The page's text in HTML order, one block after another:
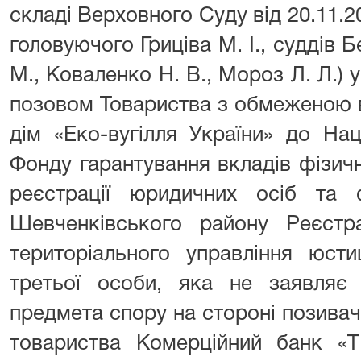
складі Верховного Суду від
головуючого Гриціва М. І.,
М., Коваленко Н. В., Мороз Л. Л.)
позовом Товариства з обмеженою
дім «Еко-вугілля України» до
Фонду гарантування вкладів
реєстрації юридичних осіб та
Шевченківського району
територіального управління
третьої особи, яка не
предмета спору на стороні
товариства Комерційний банк